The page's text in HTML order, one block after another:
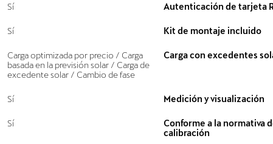
Sí Autenticación de tarjeta
Sí Kit de montaje incluido
Carga optimizada por precio / Carga
basada en la previsión solar / Carga de
excedente solar / Cambio de fase
Carga con excedentes
Sí Medición y visualización
Sí
Conforme a la normativa
calibración